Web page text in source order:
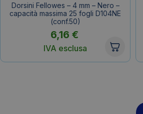
Dorsini Fellowes – 4 mm – Nero –
capacità massima 25 fogli D104NE
(conf.50)
6,16€
IVA esclusa